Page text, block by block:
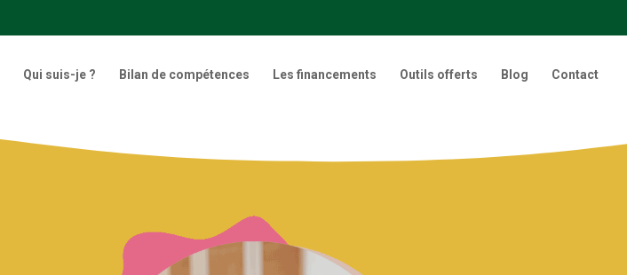
Qui suis-je ? Bilan de compétences Les financements Outils offerts Blog Contact